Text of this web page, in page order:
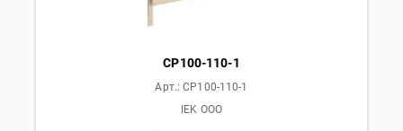
CP100-110-1
Арт.:CP100-110-1
IEK OOO